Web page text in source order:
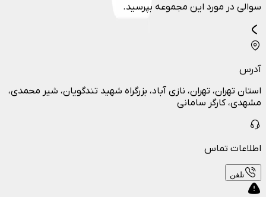
سوالی در مورد این مجموعه بپرسید.
آدرس
استان تهران، تهران، نازی آباد، بزرگراه شهید تندگویان، شیر محمدی،
مشهدی، کارگر سامانی
اطلاعات تماس
تلفن